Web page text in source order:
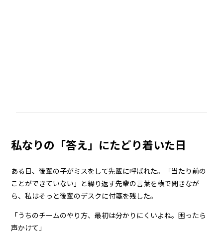
私なりの「答え」にたどり着いた日
ある日、後輩の子がミスをして先輩に呼ばれた。「当たり前の
ことができていない」と繰り返す先輩の言葉を横で聞きなが
ら、私はそっと後輩のデスクに付箋を残した。
「うちのチームのやり方、最初は分かりにくいよね。困ったら
声かけて」